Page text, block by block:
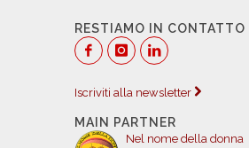
RESTIAMO IN CONTATTO
Iscriviti alla newsletter
MAIN PARTNER
Nel nome della donna